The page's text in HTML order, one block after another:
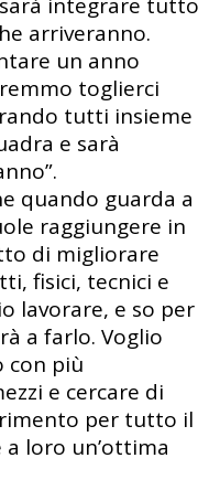
arriveranno.
un anno
toglierci
tutti insieme
e sarà
quando guarda a
raggiungere in
di migliorare
fisici, tecnici e
lavorare, e so per
a farlo. Voglio
con più
e cercare di
per tutto il
loro un’ottima